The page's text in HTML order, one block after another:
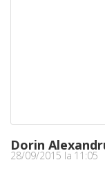
Dorin
28/09/2015 la 11:05